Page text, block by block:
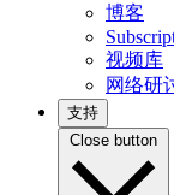
博客
视频库
网络研
支持
Close button